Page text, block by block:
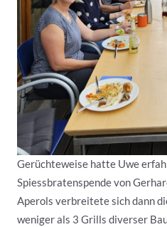
Gerüchteweise hatte Uwe
Spiessbratenspende von
Aperols verbreitete sich dann
weniger als 3 Grills diverser